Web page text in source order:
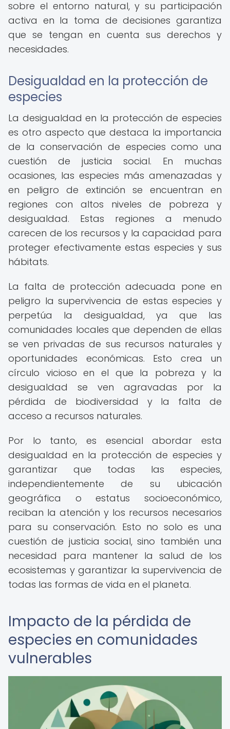
sobre el entorno natural, y su participación
activa en la toma de decisiones garantiza
que se tengan en cuenta sus derechos y
necesidades.
Desigualdad en la protección de
especies
La desigualdad en la protección de especies
es otro aspecto que destaca la importancia
de la conservación de especies como una
cuestión de justicia social. En muchas
ocasiones, las especies más amenazadas y
en peligro de extinción se encuentran en
regiones con altos niveles de pobreza y
desigualdad. Estas regiones a menudo
carecen de los recursos y la capacidad para
proteger efectivamente estas especies y sus
hábitats.
La falta de protección adecuada pone en
peligro la supervivencia de estas especies y
perpetúa la desigualdad, ya que las
comunidades locales que dependen de ellas
se ven privadas de sus recursos naturales y
oportunidades económicas. Esto crea un
círculo vicioso en el que la pobreza y la
desigualdad se ven agravadas por la
pérdida de biodiversidad y la falta de
acceso a recursos naturales.
Por lo tanto, es esencial abordar esta
desigualdad en la protección de especies y
garantizar que todas las especies,
independientemente de su ubicación
geográfica o estatus socioeconómico,
reciban la atención y los recursos necesarios
para su conservación. Esto no solo es una
cuestión de justicia social, sino también una
necesidad para mantener la salud de los
ecosistemas y garantizar la supervivencia de
todas las formas de vida en el planeta.
Impacto de la pérdida de
especies en comunidades
vulnerables